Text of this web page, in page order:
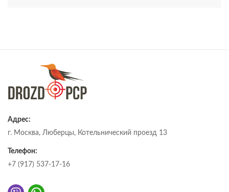
Адрес:
г. Москва, Люберцы, Котельнический проезд 13
Телефон:
+7 (917) 537-17-16